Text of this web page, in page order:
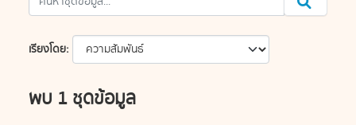
เรียงโดย
พบ 1 ชุดข้อมูล